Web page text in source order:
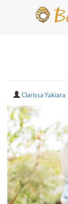
Clarissa Yakiara